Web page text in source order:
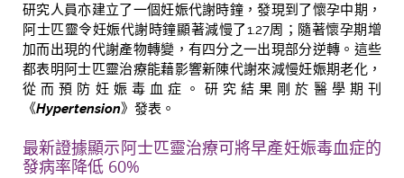
研究人員亦建立了一個妊娠代謝時鐘，發現到了懷孕中期，
阿士匹靈令妊娠代謝時鐘顯著減慢了1.27周；隨著懷孕期增
加而出現的代謝產物轉變，有四分之一出現部分逆轉。這些
都表明阿士匹靈治療能藉影響新陳代謝來減慢妊娠期老化，
從而預防妊娠毒血症。研究結果剛於醫學期刊
《Hypertension》發表。
最新證據顯示阿士匹靈治療可將早產妊娠毒血症的
發病率降低 60%